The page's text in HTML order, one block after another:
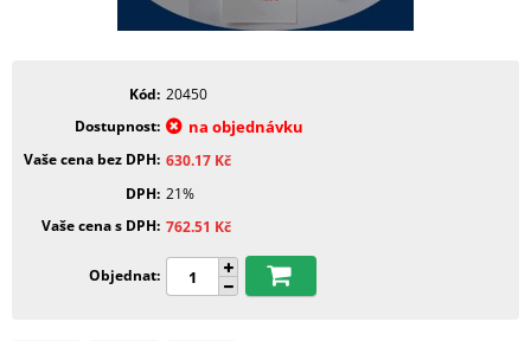
Kód 20450
Dostupnost
na objednávku
Vaše cena bez DPH 630.17 Kč
DPH 21%
Vaše cena s DPH 762.51 Kč
Objednat